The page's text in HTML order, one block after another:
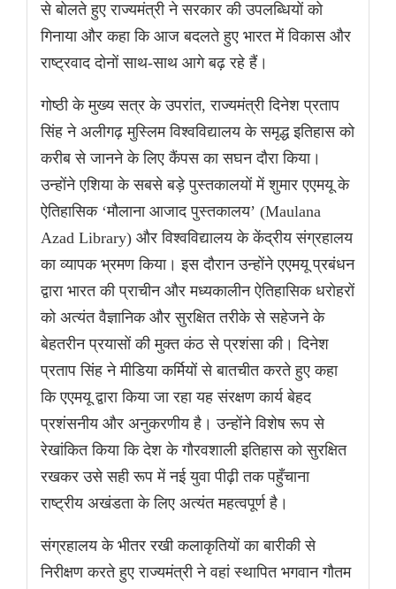
से बोलते हुए राज्यमंत्री ने सरकार की उपलब्धियों को
गिनाया और कहा कि आज बदलते हुए भारत में विकास और
राष्ट्रवाद दोनों साथ-साथ आगे बढ़ रहे हैं।
गोष्ठी के मुख्य सत्र के उपरांत, राज्यमंत्री दिनेश प्रताप
सिंह ने अलीगढ़ मुस्लिम विश्वविद्यालय के समृद्ध इतिहास को
करीब से जानने के लिए कैंपस का सघन दौरा किया।
उन्होंने एशिया के सबसे बड़े पुस्तकालयों में शुमार एएमयू के
ऐतिहासिक ‘मौलाना आजाद पुस्तकालय’ (Maulana
Azad Library) और विश्वविद्यालय के केंद्रीय संग्रहालय
का व्यापक भ्रमण किया। इस दौरान उन्होंने एएमयू प्रबंधन
द्वारा भारत की प्राचीन और मध्यकालीन ऐतिहासिक धरोहरों
को अत्यंत वैज्ञानिक और सुरक्षित तरीके से सहेजने के
बेहतरीन प्रयासों की मुक्त कंठ से प्रशंसा की। दिनेश
प्रताप सिंह ने मीडिया कर्मियों से बातचीत करते हुए कहा
कि एएमयू द्वारा किया जा रहा यह संरक्षण कार्य बेहद
प्रशंसनीय और अनुकरणीय है। उन्होंने विशेष रूप से
रेखांकित किया कि देश के गौरवशाली इतिहास को सुरक्षित
रखकर उसे सही रूप में नई युवा पीढ़ी तक पहुँचाना
राष्ट्रीय अखंडता के लिए अत्यंत महत्वपूर्ण है।
संग्रहालय के भीतर रखी कलाकृतियों का बारीकी से
निरीक्षण करते हुए राज्यमंत्री ने वहां स्थापित भगवान गौतम